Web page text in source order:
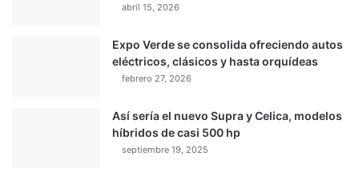
abril 15, 2026
Expo Verde se consolida ofreciendo autos
eléctricos, clásicos y hasta orquídeas
febrero 27, 2026
Así sería el nuevo Supra y Celica, modelos
híbridos de casi 500 hp
septiembre 19, 2025